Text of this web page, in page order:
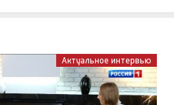
Актуальное интервью